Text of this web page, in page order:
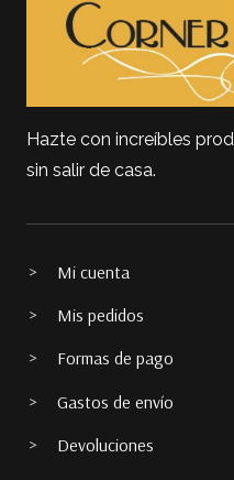
Hazte con increíbles
sin salir de casa.
Mi cuenta
Mis pedidos
Formas de pago
Gastos de envío
Devoluciones